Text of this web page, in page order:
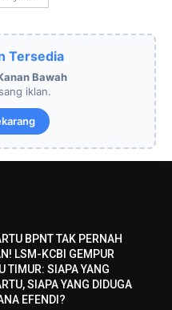
Tersedia
Bawah
iklan.
BPNT TAK PERNAH
LSM-KCBI GEMPUR
TIMUR: SIAPA YANG
SIAPA YANG DIDUGA
EFENDI?